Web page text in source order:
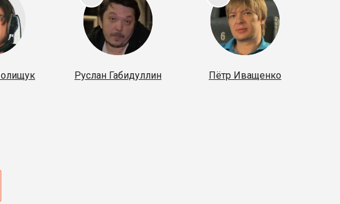
Руслан Габидуллин Пётр Иващенко